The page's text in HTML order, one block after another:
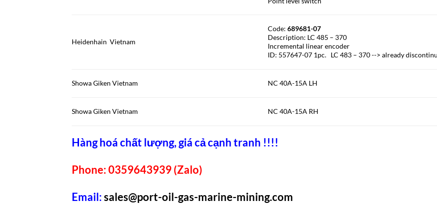
Heidenhain Vietnam
Code:689681-07
Description: LC 485 – 370
Incremental linear encoder
ID: 557647-07 1pc. LC 483 – 370 --> already
Showa Giken Vietnam NC 40A-15A LH
Showa Giken Vietnam NC 40A-15A RH
Hàng hoá chất lượng, giá cả cạnh tranh !!!!
Phone: 0359643939 (Zalo)
Email:sales@port-oil-gas-marine-mining.com